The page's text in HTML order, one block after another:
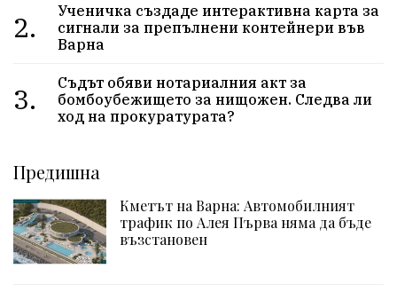
2.
Ученичка създаде интерактивна карта за
сигнали за препълнени контейнери във
Варна
3.
Съдът обяви нотариалния акт за
бомбоубежището за нищожен. Следва ли
ход на прокуратурата?
Предишна
Кметът на Варна: Автомобилният
трафик по Алея Първа няма да бъде
възстановен